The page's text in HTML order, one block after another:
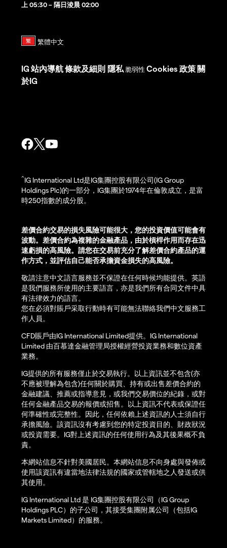
上 05:30 – 隔日淩晨 02:00
IG 站內導航條款及細則 隱私 脆弱性 Cookies 政策 關
於IG
^IG International Ltd是IG集團控股有限公司(IG Group
Holdings Plc)的一部分，IG集團於1974年在倫敦成立，是富
時250指數的成分股。
差價合約交易的損失風險可能很大，您的投資價值可能會有
波動。差價合約為複雜的金融產品，由於槓桿作用而存在迅
速虧損的高風險。請您在交易前充分了解差價合約產品的運
作方式，並評估自己能否承擔資金損失的高風險。
敬請注意中文語言服務並不保證在任何時候均能提供。英語
是我們服務所使用的主要語言，亦是我們所有合同文件中具
有法律效力的語言。
您在必須對賬戶采取行動時有可能無法聯絡我們中文服務工
作人員。
CFD賬戶由IG International Limited提供。IG International
Limited 由百慕達金融管理局授權經營投資業務和數位資產
業務。
IG提供的所有服務僅止於交易執行。以上資訊並不包含(亦
不應被理解為包含)任何關於購買、持有或出售差價合約的
金融建議、推薦或指導意見，或我們交易價位的紀錄，或對
任何金融產品交易的報價或招售。以上資訊不代表或保證任
何準確性或完整性。因此，任何依賴上述資訊的人士須自行
承擔風險。該資訊沒有考慮到您的特定投資目的、財政狀況
或投資需要。IG對上述資訊的任何使用行為及其後果概不負
責。
本網站信息不針對美國居民。本網站信息不向身處與發佈或
使用該資訊有違當地法律法規的國家或管轄地之人發送或供
其使用。
IG International Ltd 是 IG集團控股有限公司（IG Group
Holdings PLC）的子公司，其接受集團附属公司（包括IG
Markets Limited）的服務。